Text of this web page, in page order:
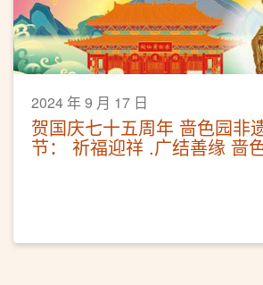
2024 年 9 月 17 日
贺国庆七十五周年 啬色园非
节： 祈福迎祥 .广结善缘 啬